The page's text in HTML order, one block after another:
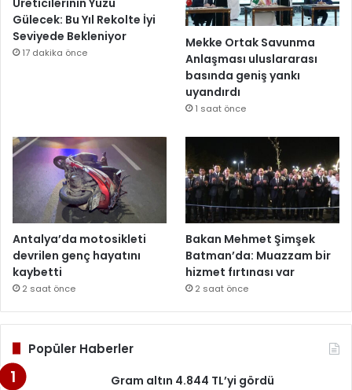
Üreticilerinin Yüzü
Gülecek: Bu Yıl Rekolte İyi
Seviyede Bekleniyor
17 dakika önce
Mekke Ortak Savunma
Anlaşması uluslararası
basında geniş yankı
uyandırdı
1 saat önce
Antalya’da motosikleti
devrilen genç hayatını
kaybetti
2 saat önce
Bakan Mehmet Şimşek
Batman’da: Muazzam bir
hizmet fırtınası var
2 saat önce
Popüler Haberler
Gram altın 4.844 TL’yi gördü